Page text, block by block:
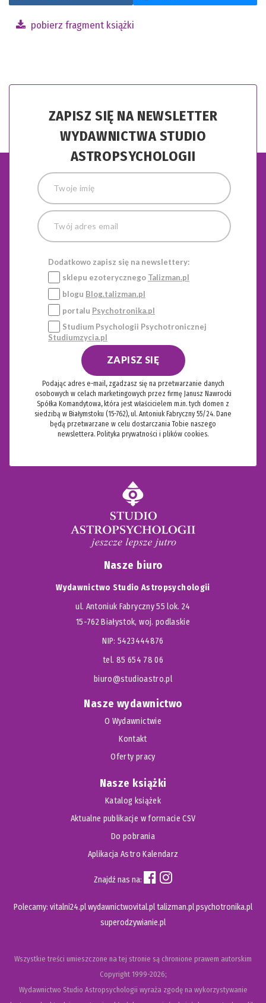
pobierz fragment książki
ZAPISZ SIĘ NA NEWSLETTER
WYDAWNICTWA STUDIO
ASTROPSYCHOLOGII
Dodatkowo zapisz się na newslettery:
sklepu ezoterycznego Talizman.pl
blogu Blog.talizman.pl
portalu Psychotronika.pl
Studium Psychologii Psychotronicznej
Studiumzycia.pl
ZAPISZ SIĘ
Podając adres e-mail, zgadzasz się na przetwarzanie danych
osobowych w celach marketingowych przez firmę Janusz Nawrocki
Spółka Komandytowa, która jest właścicielem m.in. tych domen z
siedzibą w Białymstoku (15-762), ul. Antoniuk Fabryczny 55/24. Dane
będą przetwarzane w celu dostarczania Tobie naszego
newslettera. Polityka prywatności i plików cookies.
Nasze biuro
Wydawnictwo Studio Astropsychologii
ul. Antoniuk Fabryczny 55 lok. 24
15-762 Białystok, woj. podlaskie
NIP: 5423444876
tel. 85 654 78 06
biuro@studioastro.pl
Nasze wydawnictwo
O Wydawnictwie
Kontakt
Oferty pracy
Nasze książki
Katalog książek
Aktualne publikacje w formacie CSV
Do pobrania
Aplikacja Astro Kalendarz
Znajdź nas na:
Polecamy: vitalni24.plwydawnictwovital.pltalizman.plpsychotronika.pl
superodzywianie.pl
Wszystkie treści umieszczone na tej stronie są chronione prawem autorskim
Copyright1999-2026;
Wydawnictwo Studio Astropsychologii wyraża zgodę na wykorzystywanie